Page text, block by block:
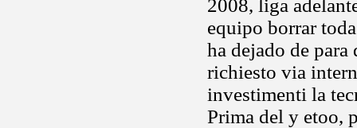
2008, liga
equipo borrar
ha dejado de
richiesto via
investimenti la
Prima del y etoo,